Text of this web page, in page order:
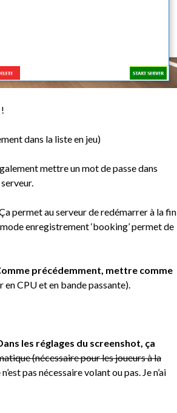
dans la liste en jeu)
mettre un mot de passe dans
permet au serveur de redémarrer à la fin
enregistrement ‘booking’ permet de
précédemment, mettre comme
CPU et en bande passante).
les réglages du screenshot, ça
(nécessaire pour les joueurs à la
pas nécessaire volant ou pas. Je n’ai